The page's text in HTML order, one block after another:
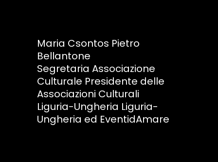
Maria Csontos Pietro
Bellantone
Segretaria Associazione
Culturale Presidente delle
Associazioni Culturali
Liguria-Ungheria Liguria-
Ungheria ed EventidAmare